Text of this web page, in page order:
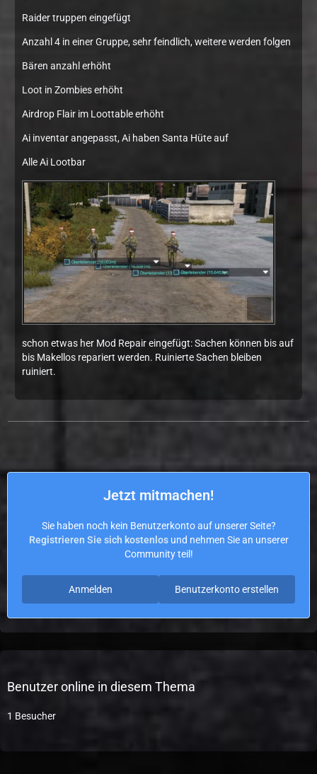
Raider truppen eingefügt
Anzahl 4 in einer Gruppe, sehr feindlich, weitere werden folgen
Bären anzahl erhöht
Loot in Zombies erhöht
Airdrop Flair im Loottable erhöht
Ai inventar angepasst, Ai haben Santa Hüte auf
Alle Ai Lootbar
schon etwas her Mod Repair eingefügt: Sachen können bis auf
bis Makellos repariert werden. Ruinierte Sachen bleiben
ruiniert.
Jetzt mitmachen!
Sie haben noch kein Benutzerkonto auf unserer Seite?
Registrieren Sie sich kostenlosund nehmen Sie an unserer
Community teil!
Benutzerkonto erstellen
Anmelden
Benutzer online in diesem Thema
1 Besucher